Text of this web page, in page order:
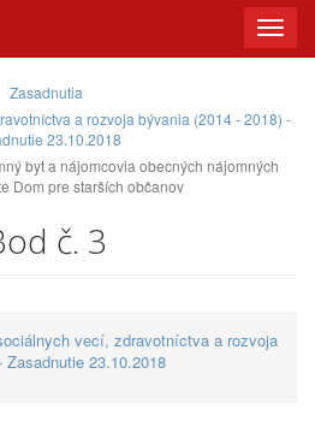
Toggle
Zasadnutia
a rozvoja bývania (2014 - 2018) -
23.10.2018
byt a nájomcovia obecných nájomných
Dom pre starších občanov
č. 3
vecí, zdravotníctva a rozvoja
23.10.2018